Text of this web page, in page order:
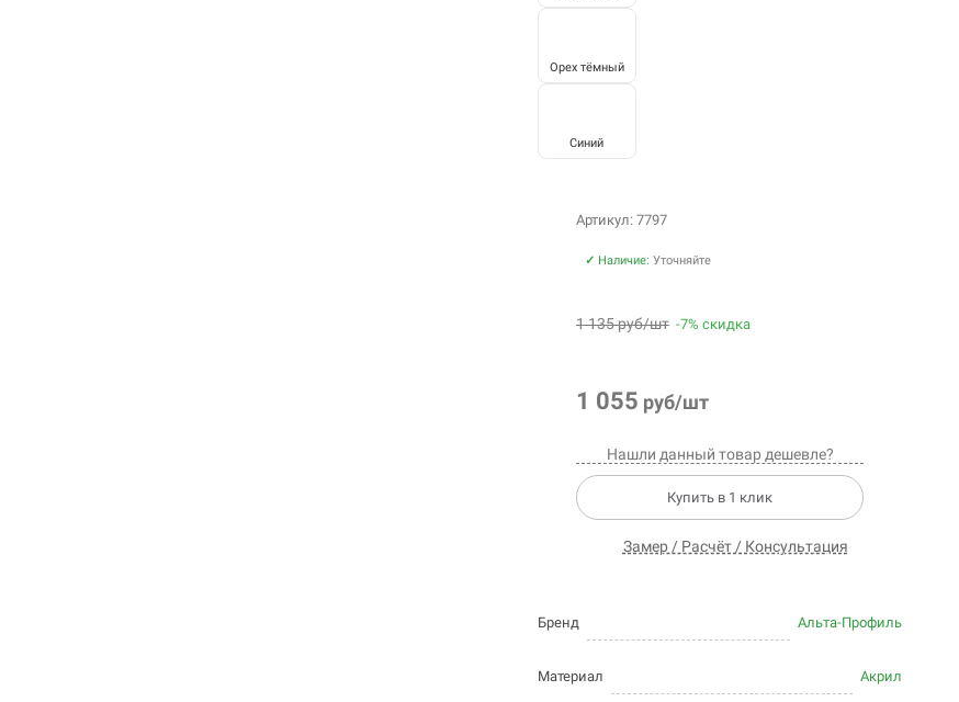
Орех тёмный
Синий
Артикул: 7797
✓ Наличие: Уточняйте
1 135 руб/шт -7% скидка
1 055 руб/шт
Нашли данный товар дешевле?
Купить в 1 клик
Замер / Расчёт / Консультация
Бренд Альта-Профиль
Материал Акрил